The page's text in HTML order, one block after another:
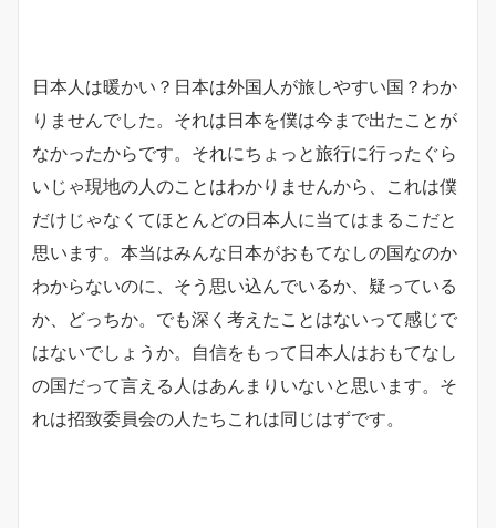
日本人は暖かい？日本は外国人が旅しやすい国？わか
りませんでした。それは日本を僕は今まで出たことが
なかったからです。それにちょっと旅行に行ったぐら
いじゃ現地の人のことはわかりませんから、これは僕
だけじゃなくてほとんどの日本人に当てはまるこだと
思います。本当はみんな日本がおもてなしの国なのか
わからないのに、そう思い込んでいるか、疑っている
か、どっちか。でも深く考えたことはないって感じで
はないでしょうか。自信をもって日本人はおもてなし
の国だって言える人はあんまりいないと思います。そ
れは招致委員会の人たちこれは同じはずです。